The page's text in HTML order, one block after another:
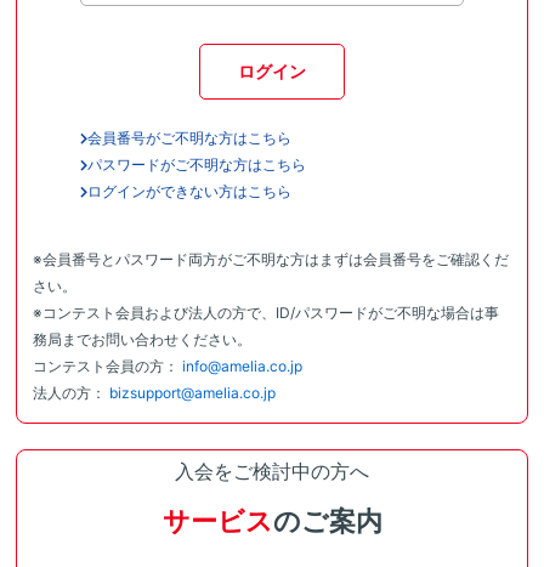
ログイン
会員番号がご不明な方はこちら
パスワードがご不明な方はこちら
ログインができない方はこちら
※会員番号とパスワード両方がご不明な方はまずは会員番号をご確認くだ
さい。
※コンテスト会員および法人の方で、ID/パスワードがご不明な場合は事
務局までお問い合わせください。
コンテスト会員の方： info@amelia.co.jp
法人の方： bizsupport@amelia.co.jp
入会をご検討中の方へ
サービスのご案内